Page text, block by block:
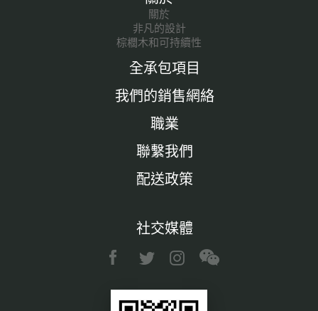
關於
非凡的設計
棕櫚木和可持續性
全承包項目
我們的銷售網絡
職業
聯繫我們
配送政策
社交媒體